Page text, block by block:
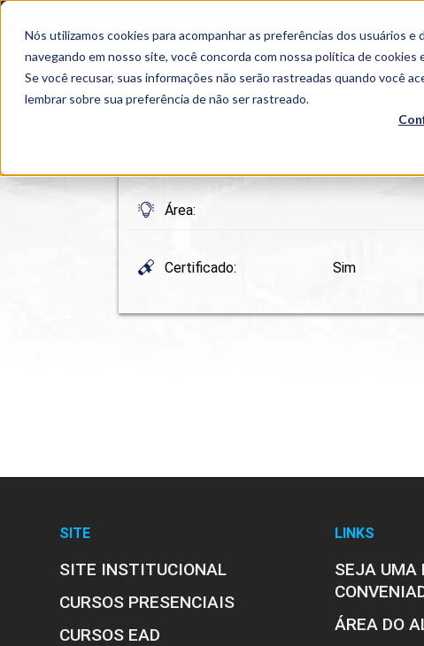
Nós utilizamos cookies para acompanhar as preferências dos usuários
navegando em nosso site, você concorda com nossa política de cookies
Se você recusar, suas informações não serão rastreadas quando você
lembrar sobre sua preferência de não ser rastreado.
SEMIPRESENCIAL PRESENCIAL EAD
Área:
Certificado: Sim
SITE
SITE INSTITUCIONAL
CURSOS PRESENCIAIS
CURSOS EAD
LINKS
SEJA UMA
ÁREA DO